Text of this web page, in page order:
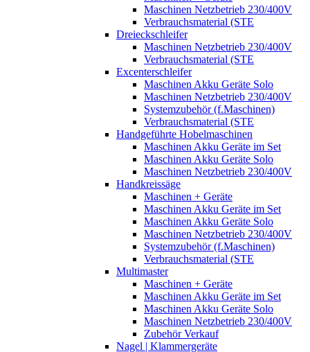
Maschinen Netzbetrieb 230/400V
Verbrauchsmaterial (STE
Dreieckschleifer
Maschinen Netzbetrieb 230/400V
Verbrauchsmaterial (STE
Excenterschleifer
Maschinen Akku Geräte Solo
Maschinen Netzbetrieb 230/400V
Systemzubehör (f.Maschinen)
Verbrauchsmaterial (STE
Handgeführte Hobelmaschinen
Maschinen Akku Geräte im Set
Maschinen Akku Geräte Solo
Maschinen Netzbetrieb 230/400V
Handkreissäge
Maschinen + Geräte
Maschinen Akku Geräte im Set
Maschinen Akku Geräte Solo
Maschinen Netzbetrieb 230/400V
Systemzubehör (f.Maschinen)
Verbrauchsmaterial (STE
Multimaster
Maschinen + Geräte
Maschinen Akku Geräte im Set
Maschinen Akku Geräte Solo
Maschinen Netzbetrieb 230/400V
Zubehör Verkauf
Nagel | Klammergeräte